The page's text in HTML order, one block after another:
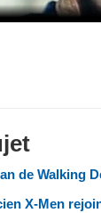
de Walking
X-Men